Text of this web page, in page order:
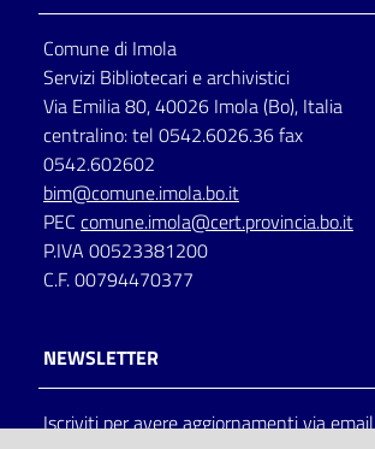
Seguici
su
Comune di Imola
Servizi Bibliotecari e archivistici
Via Emilia 80, 40026 Imola (Bo), Italia
centralino: tel 0542.6026.36 fax
0542.602602
bim@comune.imola.bo.it
PEC comune.imola@cert.provincia.bo.it
P.IVA 00523381200
C.F. 00794470377
NEWSLETTER
Iscriviti per avere aggiornamenti via email